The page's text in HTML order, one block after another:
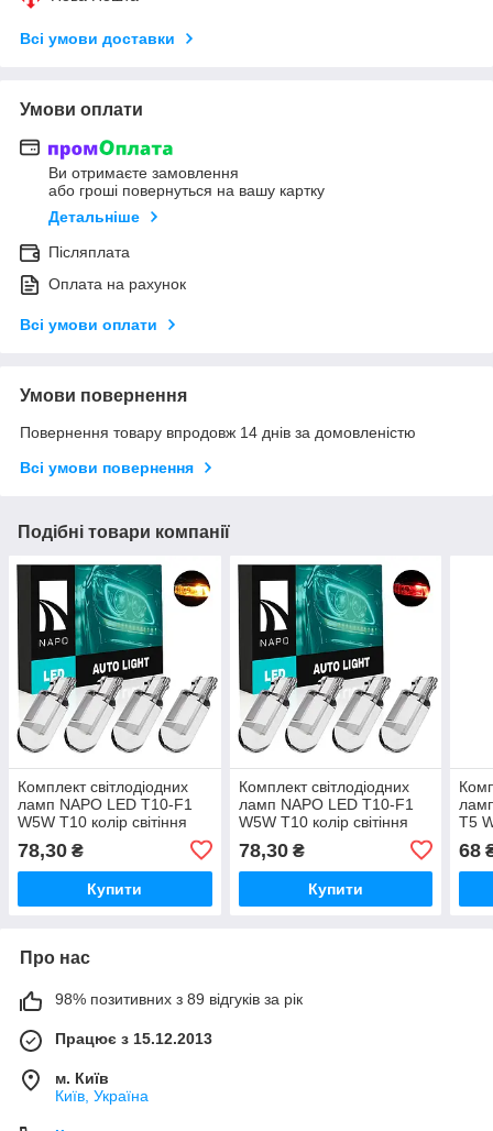
Всі умови доставки
Умови оплати
Ви отримаєте замовлення
або гроші повернуться на вашу картку
Детальніше
Післяплата
Оплата на рахунок
Всі умови оплати
Умови повернення
Повернення товару впродовж 14 днів за домовленістю
Всі умови повернення
Подібні товари компанії
Комплект світлодіодних
ламп NAPO LED T10-F1
W5W T10 колір світіння
78,30 ₴
Купити
Комплект світлодіодних
ламп NAPO LED T10-F1
W5W T10 колір світіння
78,30₴
Купити
T5
68
Про нас
98% позитивних з 89 відгуків за рік
Працює з 15.12.2013
м. Київ
Київ, Україна